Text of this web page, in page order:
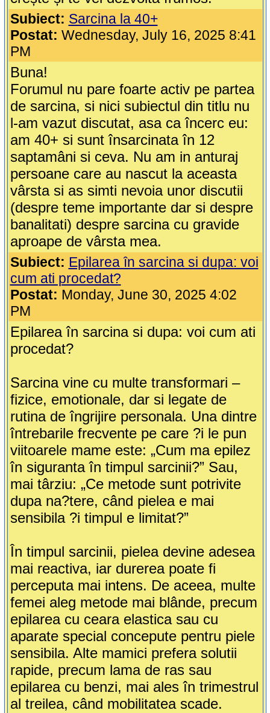
Subiect: Sarcina la 40+
Postat: Wednesday, July 16, 2025 8:41
PM
Buna!
Forumul nu pare foarte activ pe partea
de sarcina, si nici subiectul din titlu nu
l-am vazut discutat, asa ca încerc eu:
am 40+ si sunt însarcinata în 12
saptamâni si ceva. Nu am in anturaj
persoane care au nascut la aceasta
vârsta si as simti nevoia unor discutii
(despre teme importante dar si despre
banalitati) despre sarcina cu gravide
aproape de vârsta mea.
Subiect: Epilarea în sarcina si dupa: voi
cum ati procedat?
Postat: Monday, June 30, 2025 4:02
PM
Epilarea în sarcina si dupa: voi cum ati
procedat?
Sarcina vine cu multe transformari –
fizice, emotionale, dar si legate de
rutina de îngrijire personala. Una dintre
întrebarile frecvente pe care ?i le pun
viitoarele mame este: „Cum ma epilez
în siguranta în timpul sarcinii?” Sau,
mai târziu: „Ce metode sunt potrivite
dupa na?tere, când pielea e mai
sensibila ?i timpul e limitat?”
În timpul sarcinii, pielea devine adesea
mai reactiva, iar durerea poate fi
perceputa mai intens. De aceea, multe
femei aleg metode mai blânde, precum
epilarea cu ceara elastica sau cu
aparate special concepute pentru piele
sensibila. Alte mamici prefera solutii
rapide, precum lama de ras sau
epilarea cu benzi, mai ales în trimestrul
al treilea, când mobilitatea scade.